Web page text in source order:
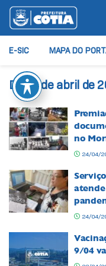
E-SIC MAPA DO
Dia:7 de abril de
no
24/04/
24/04/
9/04